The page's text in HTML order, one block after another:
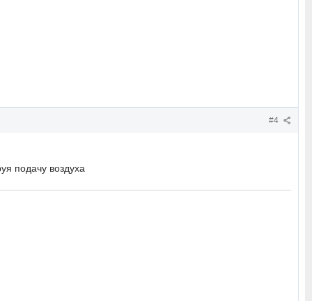
#4
подачу воздуха